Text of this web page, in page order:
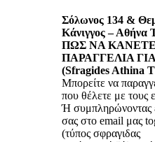
Σόλωνος 134 &
Κάνιγγος – Αθήνα
ΠΩΣ ΝΑ
ΠΑΡΑΓΓΕΛΙΑ
(Sfragides Athina
Μπορείτε να
που θέλετε με τους
Ή συμπληρώνοντας
σας στο email μας
(τύπος σφραγιδας